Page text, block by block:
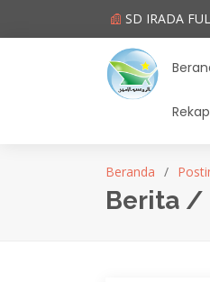
SD IRADA
Beranda
Berita /